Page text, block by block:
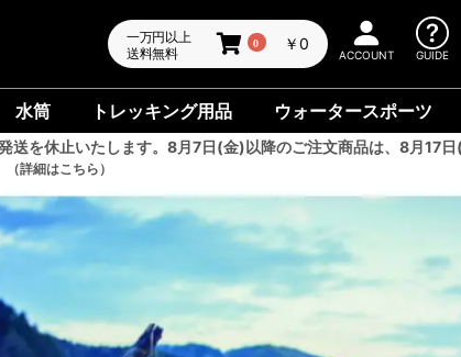
一万円以上
送料無料
0 ￥0
ACCOUNT GUIDE
水筒 トレッキング用品 ウォータースポーツ
を休止いたします。8月7日(金)以降のご注文商品は、8月17日
（詳細はこちら）